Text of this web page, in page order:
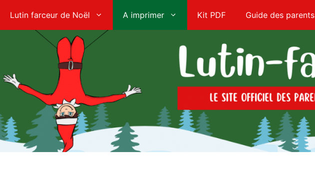
au
Lutin farceur de Noël A imprimer Kit PDF Guide des parents